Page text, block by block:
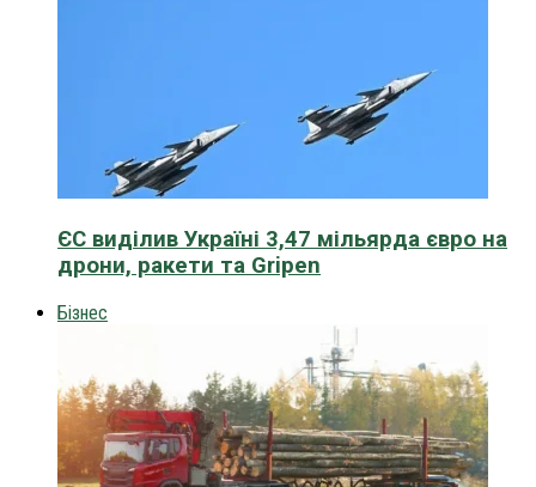
ЄС виділив Україні 3,47 мільярда євро на
дрони, ракети та Gripen
Бізнес